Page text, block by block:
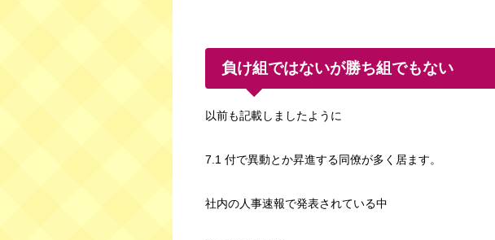
負け組ではないが勝ち組でもない
以前も記載しましたように
7.1 付で異動とか昇進する同僚が多く居ます。
社内の人事速報で発表されている中